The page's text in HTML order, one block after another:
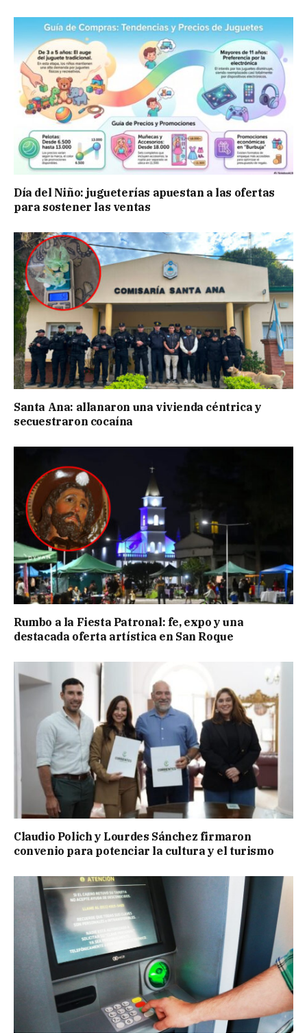
Día del Niño: jugueterías apuestan a las ofertas
para sostener las ventas
Santa Ana: allanaron una vivienda céntrica y
secuestraron cocaína
Rumbo a la Fiesta Patronal: fe, expo y una
destacada oferta artística en San Roque
Claudio Polich y Lourdes Sánchez firmaron
convenio para potenciar la cultura y el turismo